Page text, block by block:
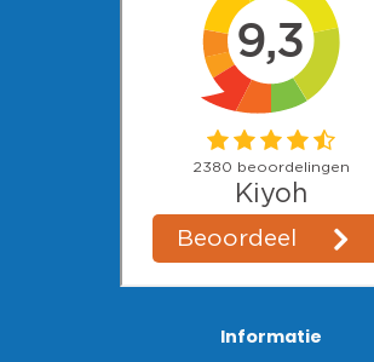
Informatie